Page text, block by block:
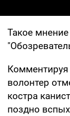
Такое
волонтер
костра
поздно